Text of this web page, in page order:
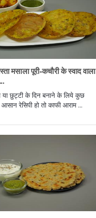
मसाला पूरी-कचौरी के स्वाद वाला
या छुट्टी के दिन बनाने के लिये कुछ
रेसिपी हो तो काफी आराम ...